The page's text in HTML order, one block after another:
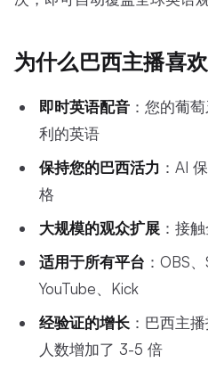
为什么巴西主播喜
即时英语配音 ：您的葡
利的英语
保持您的巴西活力 ：AI
格
大规模的观众扩展 ：接
适用于所有平台 ：OBS
YouTube、Kick
经验证的增长 ：巴西主
人数增加了 3-5 倍